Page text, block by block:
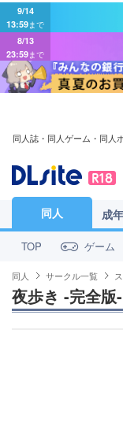
9/14
13:59まで
8/13
23:59まで
同人誌・同人ゲーム・同人
同人 成
TOP ゲーム
同人 サークル一覧
夜歩き -完全版-